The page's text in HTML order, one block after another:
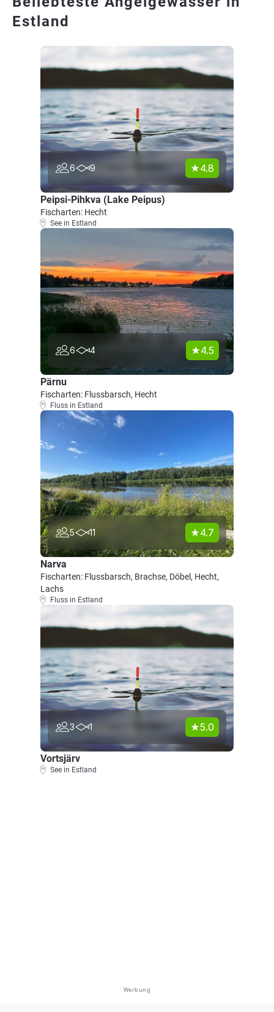
Estland
6 9 4.8
Peipsi-Pihkva (Lake Peipus)
Fischarten: Hecht
See in Estland
6 4 4.5
Pärnu
Fischarten: Flussbarsch, Hecht
Fluss in Estland
5 11 4.7
Narva
Fischarten: Flussbarsch, Brachse, Döbel, Hecht,
Lachs
Fluss in Estland
3 1 5.0
Vortsjärv
See in Estland
Werbung